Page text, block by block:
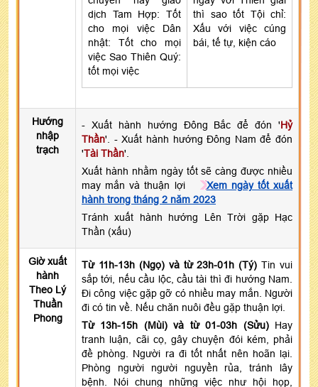
dịch Tam Hợp: Tốt
cho mọi việc Dân
nhật: Tốt cho mọi
việc Sao Thiên Quý:
tốt mọi việc
thì sao tốt Tội chỉ:
Xấu với việc cúng
bái, tế tự, kiện cáo
Hướng
nhập
trạch
- Xuất hành hướng Đông Bắc để đón 'Hỷ
Thần'. - Xuất hành hướng Đông Nam để đón
'Tài Thần'.
Xuất hành nhằm ngày tốt sẽ càng được nhiều
may mắn và thuận lợi
Xem ngày tốt xuất
hành trong tháng 2 năm 2023
Tránh xuất hành hướng Lên Trời gặp Hạc
Thần (xấu)
Giờ xuất
hành
Theo Lý
Thuần
Phong
Từ 11h-13h (Ngọ) và từ 23h-01h (Tý) Tin vui
sắp tới, nếu cầu lộc, cầu tài thì đi hướng Nam.
Đi công việc gặp gỡ có nhiều may mắn. Người
đi có tin về. Nếu chăn nuôi đều gặp thuận lợi.
Từ 13h-15h (Mùi) và từ 01-03h (Sửu) Hay
tranh luận, cãi cọ, gây chuyện đói kém, phải
đề phòng. Người ra đi tốt nhất nên hoãn lại.
Phòng người người nguyền rủa, tránh lây
bệnh. Nói chung những việc như hội họp,